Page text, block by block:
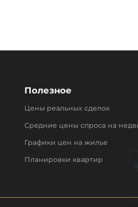
Полезное
Цены реальных сделок
Средние цены спроса на
Графики цен на жилье
Планировки квартир